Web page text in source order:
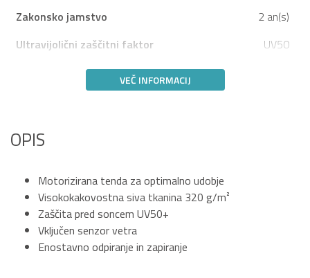
Zakonsko jamstvo
2 an(s)
Ultravijolični zaščitni faktor
UV50
VEČ INFORMACIJ
OPIS
Motorizirana tenda za optimalno udobje
Visokokakovostna siva tkanina 320 g/m²
Zaščita pred soncem UV50+
Vključen senzor vetra
Enostavno odpiranje in zapiranje